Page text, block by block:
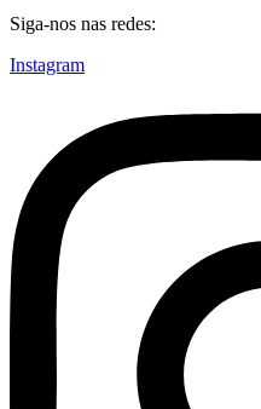
Siga-nos nas redes:
Instagram